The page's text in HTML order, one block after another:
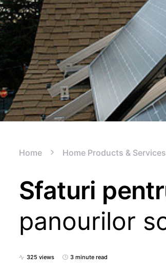
Home Home Products & Services
Sfaturi
panourilor
325 views 3 minute read